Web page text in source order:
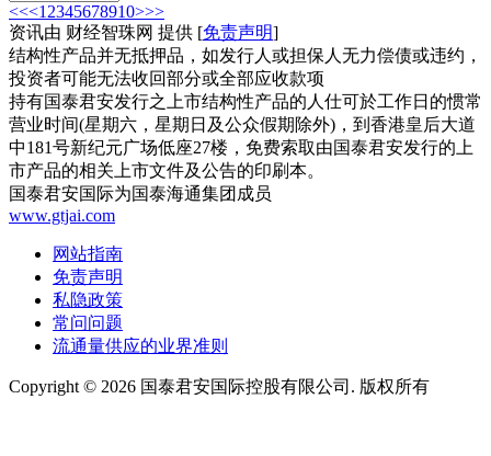
<<<1 2345678910>>>
资讯由 财经智珠网 提供 [免责声明]
结构性产品并无抵押品，如发行人或担保人无力偿债或违约，
投资者可能无法收回部分或全部应收款项
持有国泰君安发行之上市结构性产品的人仕可於工作日的惯常
营业时间(星期六，星期日及公众假期除外)，到香港皇后大道
中181号新纪元广场低座27楼，免费索取由国泰君安发行的上
市产品的相关上市文件及公告的印刷本。
国泰君安国际为国泰海通集团成员
www.gtjai.com
网站指南
免责声明
私隐政策
常问问题
流通量供应的业界准则
Copyright © 2026 国泰君安国际控股有限公司. 版权所有